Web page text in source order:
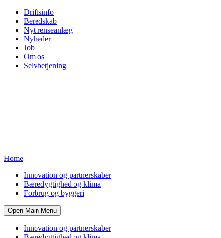
Driftsinfo
Beredskab
Nyt renseanlæg
Nyheder
Job
Om os
Selvbetjening
Home
Innovation og partnerskaber
Bæredygtighed og klima
Forbrug og byggeri
Open Main Menu
Innovation og partnerskaber